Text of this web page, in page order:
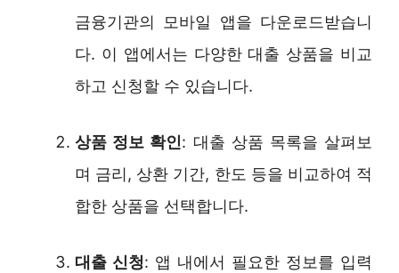
금융기관의 모바일 앱을 다운로드받습니
다. 이 앱에서는 다양한 대출 상품을 비교
하고 신청할 수 있습니다.
상품 정보 확인: 대출 상품 목록을 살펴보
며 금리, 상환 기간, 한도 등을 비교하여 적
합한 상품을 선택합니다.
대출 신청: 앱 내에서 필요한 정보를 입력